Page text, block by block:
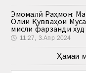
Эмомалӣ Раҳмон:
Олии Қувваҳои
мисли фарзанди
🕔 11:27, 3.Апр 2024
Ҳамаи